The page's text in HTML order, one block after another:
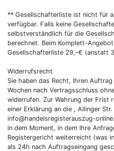
** Gesellschafterliste ist nicht für
verfügbar. Falls keine
selbstverständlich für die
berechnet. Beim Komplett-
Gesellschafterliste 29,-€ (anstatt
Widerrufsrecht
Sie haben das Recht, Ihren
Wochen nach Vertragsschluss
widerrufen. Zur Wahrung der Frist
einer Erklärung an die , Allinger
info@handelsregisterauszug-
in dem Moment, in dem Ihre
Registergericht weiterreicht (was
als 24h nach Auftragseingang